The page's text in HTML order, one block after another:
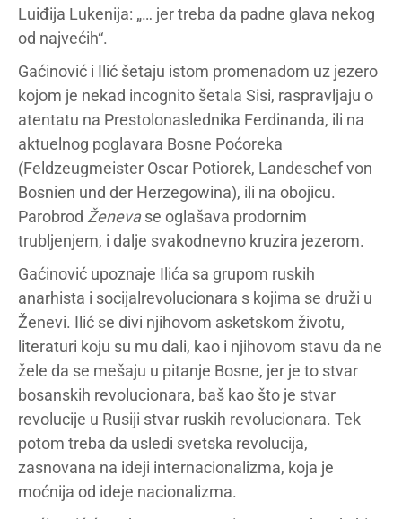
Luiđija Lukenija: „… jer treba da padne glava nekog
od najvećih“.
Gaćinović i Ilić šetaju istom promenadom uz jezero
kojom je nekad incognito šetala Sisi, raspravljaju o
atentatu na Prestolonaslednika Ferdinanda, ili na
aktuelnog poglavara Bosne Poćoreka
(Feldzeugmeister Oscar Potiorek, Landeschef von
Bosnien und der Herzegowina), ili na obojicu.
Parobrod Ženevase oglašava prodornim
trubljenjem, i dalje svakodnevno kruzira jezerom.
Gaćinović upoznaje Ilića sa grupom ruskih
anarhista i socijalrevolucionara s kojima se druži u
Ženevi. Ilić se divi njihovom asketskom životu,
literaturi koju su mu dali, kao i njihovom stavu da ne
žele da se mešaju u pitanje Bosne, jer je to stvar
bosanskih revolucionara, baš kao što je stvar
revolucije u Rusiji stvar ruskih revolucionara. Tek
potom treba da usledi svetska revolucija,
zasnovana na ideji internacionalizma, koja je
moćnija od ideje nacionalizma.